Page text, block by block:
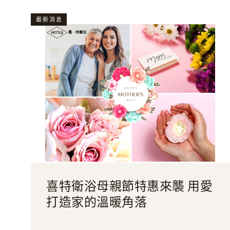
最新消息
喜特衛浴母親節特惠來襲 用愛
打造家的溫暖角落